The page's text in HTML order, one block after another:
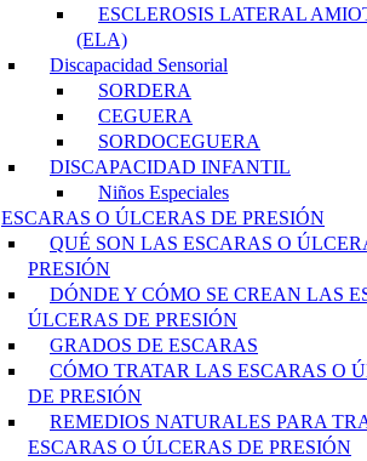
ESCLEROSIS LATERAL
(ELA)
Discapacidad Sensorial
SORDERA
CEGUERA
SORDOCEGUERA
DISCAPACIDAD INFANTIL
Niños Especiales
ESCARAS O ÚLCERAS DE PRESIÓN
QUÉ SON LAS ESCARAS O
PRESIÓN
DÓNDE Y CÓMO SE CREAN LAS
ÚLCERAS DE PRESIÓN
GRADOS DE ESCARAS
CÓMO TRATAR LAS ESCARAS O
DE PRESIÓN
REMEDIOS NATURALES PARA
ESCARAS O ÚLCERAS DE PRESIÓN